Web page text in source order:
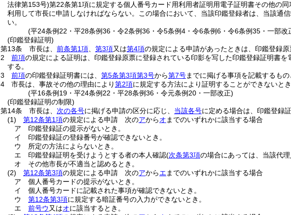
法律第153号)第22条第1項に規定する個人番号カード用利用者証明用電子証明書その他の
利用して市長に申請しなければならない。
この場合において、当該印鑑登録者は、当該通
い。
(平24条例22・平28条例36・令2条例36・令5条例4・令6条例6・令6条例35・一部改
(印鑑登録証明)
第13条
市長は、 前条第1項 第3項又は第4項の規定による申請があったときは、印鑑登録
2
前項の規定による証明は、印鑑登録原票に登録されている印影を写した印鑑登録証明書
する。
3
前項の印鑑登録証明書には、 第5条第3項第3号から第7号までに掲げる事項を記載するもの
4
市長は、事故その他の理由により第2項に規定する方法により証明することができないと
(平16条例19・平24条例22・平28条例36・令元条例20・一部改正)
(印鑑登録証明の制限)
第14条
市長は、 次の各号に掲げる申請の区分に応じ、 当該各号に定める場合は、印鑑登録
(1)
第12条第1項の規定による申請 次のアからオ までのいずれかに該当する場合
ア
印鑑登録証の提示がないとき。
イ
印鑑登録証の登録番号が確認できないとき。
ウ
所定の方法によらないとき。
エ
印鑑登録証明を受けようとする者の本人確認(次条第3項の場合にあっては、当該代
オ
その他市長が不適当と認めるとき。
(2)
第12条第3項の規定による申請 次のアからエ までのいずれかに該当する場合
ア
個人番号カードの提示がないとき。
イ
個人番号カードに記載された事項が確認できないとき。
ウ
第12条第3項に規定する暗証番号の入力ができないとき。
エ
前号ウ 又はオに該当するとき。